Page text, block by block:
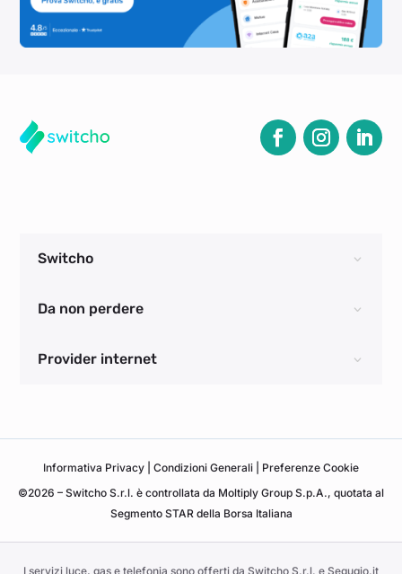
Switcho
Da non perdere
Provider internet
Informativa Privacy Condizioni Generali
Preferenze Cookie
©2026 – Switcho S.r.l. è controllata da Moltiply Group S.p.A., quotata al
Segmento STAR della Borsa Italiana
I servizi luce, gas e telefonia sono offerti da Switcho S.r.l. e Segugio.it